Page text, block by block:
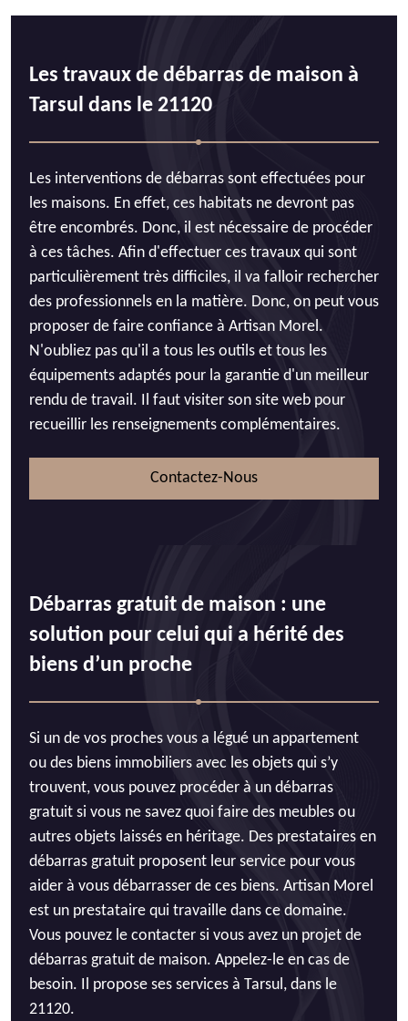
Les travaux de débarras de maison à
Tarsul dans le 21120
Les interventions de débarras sont effectuées pour
les maisons. En effet, ces habitats ne devront pas
être encombrés. Donc, il est nécessaire de procéder
à ces tâches. Afin d'effectuer ces travaux qui sont
particulièrement très difficiles, il va falloir rechercher
des professionnels en la matière. Donc, on peut vous
proposer de faire confiance à Artisan Morel.
N'oubliez pas qu'il a tous les outils et tous les
équipements adaptés pour la garantie d'un meilleur
rendu de travail. Il faut visiter son site web pour
recueillir les renseignements complémentaires.
Contactez-Nous
Débarras gratuit de maison : une
solution pour celui qui a hérité des
biens d’un proche
Si un de vos proches vous a légué un appartement
ou des biens immobiliers avec les objets qui s’y
trouvent, vous pouvez procéder à un débarras
gratuit si vous ne savez quoi faire des meubles ou
autres objets laissés en héritage. Des prestataires en
débarras gratuit proposent leur service pour vous
aider à vous débarrasser de ces biens. Artisan Morel
est un prestataire qui travaille dans ce domaine.
Vous pouvez le contacter si vous avez un projet de
débarras gratuit de maison. Appelez-le en cas de
besoin. Il propose ses services à Tarsul, dans le
21120.